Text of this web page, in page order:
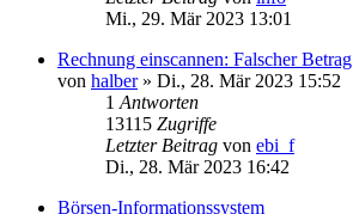
Mi., 29. Mär 2023 13:01
Rechnung einscannen: Falscher Betrag
von halber» Di., 28. Mär 2023 15:52
1 Antworten
13115 Zugriffe
Letzter Beitrag von ebi_f
Di., 28. Mär 2023 16:42
Börsen-Informationssystem